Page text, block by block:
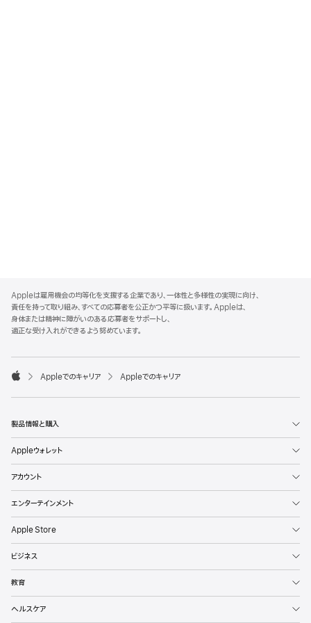
p
p
l
e
o
t
Appleは雇用機会の均等化を支援する企業であり、一体性と多様性の実現に向け、
責任を持って取り組み、すべての応募者を公正かつ平等に扱います。Appleは、
身体または精神に障がいのある応募者をサポートし、
適正な受け入れができるよう努めています。

p
l
Appleでのキャリア Appleでのキャリア
製品情報と購入
Appleウォレット
アカウント
エンターテインメント
Apple Store
ビジネス
教育
ヘルスケア